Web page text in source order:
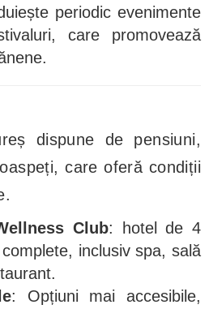
periodic evenimente
care promovează
dispune de pensiuni,
care oferă condiții
Club: hotel de 4
inclusiv spa, sală
: Opțiuni mai accesibile,